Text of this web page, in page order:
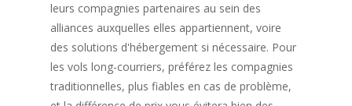
leurs compagnies partenaires au sein des
alliances auxquelles elles appartiennent, voire
des solutions d'hébergement si nécessaire. Pour
les vols long-courriers, préférez les compagnies
traditionnelles, plus fiables en cas de problème,